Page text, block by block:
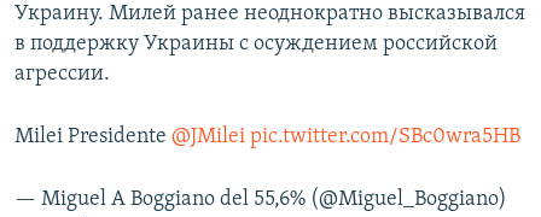
Украину. Милей ранее неоднократно высказывался
в поддержку Украины с осуждением российской
агрессии.
Milei Presidente @JMilei pic.twitter.com/SBc0wra5HB
— Miguel A Boggiano del 55,6% (@Miguel_Boggiano)